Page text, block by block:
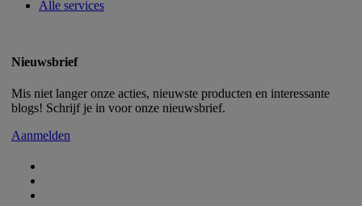
Alle services
Nieuwsbrief
Mis niet langer onze acties, nieuwste producten en interessante
blogs! Schrijf je in voor onze nieuwsbrief.
Aanmelden